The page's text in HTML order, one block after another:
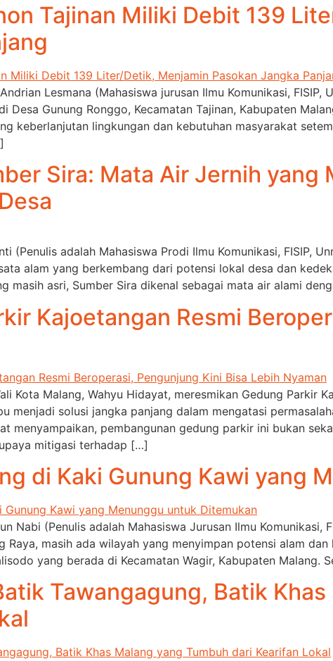
Tajinan Miliki Debit 139
Lesmana (Mahasiswa jurusan Ilmu Komunikasi,
Desa Gunung Ronggo, Kecamatan Tajinan, Kabupaten
keberlanjutan lingkungan dan kebutuhan masyarakat
Sira: Mata Air Jernih yang
(Penulis adalah Mahasiswa Prodi Ilmu Komunikasi, FISIP,
alam yang berkembang dari potensi lokal desa dan
masih asri, Sumber Sira dikenal sebagai mata air alami
Kajoetangan Resmi
Kota Malang, Wahyu Hidayat, meresmikan Gedung Parkir
menjadi solusi jangka panjang dalam mengatasi
menyampaikan, pembangunan gedung parkir ini bukan
mitigasi terhadap […]
di Kaki Gunung Kawi yang
Nabi (Penulis adalah Mahasiswa Jurusan Ilmu
Raya, masih ada wilayah yang menyimpan potensi alam
yang berada di Kecamatan Wagir, Kabupaten Malang.
Tawangagung, Batik